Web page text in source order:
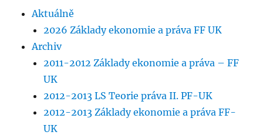
Aktuálně
2026 Základy ekonomie a práva FF UK
Archiv
2011-2012 Základy ekonomie a práva – FF
UK
2012-2013 LS Teorie práva II. PF-UK
2012-2013 Základy ekonomie a práva FF-
UK